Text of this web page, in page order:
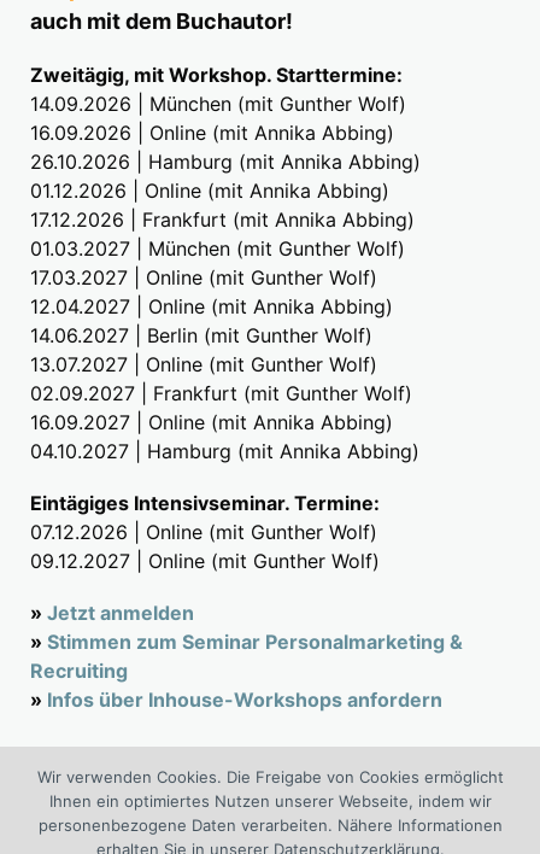
auch mit dem Buchautor!
Zweitägig, mit Workshop. Starttermine:
14.09.2026 | München (mit Gunther Wolf)
16.09.2026 | Online (mit Annika Abbing)
26.10.2026 | Hamburg (mit Annika Abbing)
01.12.2026 | Online (mit Annika Abbing)
17.12.2026 | Frankfurt (mit Annika Abbing)
01.03.2027 | München (mit Gunther Wolf)
17.03.2027 | Online (mit Gunther Wolf)
12.04.2027 | Online (mit Annika Abbing)
14.06.2027 | Berlin (mit Gunther Wolf)
13.07.2027 | Online (mit Gunther Wolf)
02.09.2027 | Frankfurt (mit Gunther Wolf)
16.09.2027 | Online (mit Annika Abbing)
04.10.2027 | Hamburg (mit Annika Abbing)
Eintägiges Intensivseminar. Termine:
07.12.2026 | Online (mit Gunther Wolf)
09.12.2027 | Online (mit Gunther Wolf)
» Jetzt anmelden
» Stimmen zum Seminar Personalmarketing &
Recruiting
» Infos über Inhouse-Workshops anfordern
Suchen
nach:
Wir verwenden Cookies. Die Freigabe von Cookies ermöglicht
Ihnen ein optimiertes Nutzen unserer Webseite, indem wir
personenbezogene Daten verarbeiten. Nähere Informationen
erhalten Sie in unserer Datenschutzerklärung.